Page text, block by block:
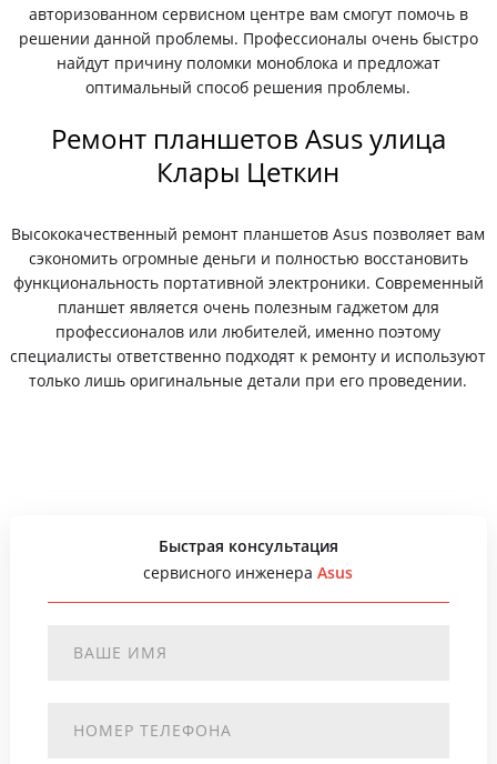
авторизованном сервисном центре вам смогут помочь в
решении данной проблемы. Профессионалы очень быстро
найдут причину поломки моноблока и предложат
оптимальный способ решения проблемы.
Ремонт планшетов Asus улица
Клары Цеткин
Высококачественный ремонт планшетов Asus позволяет вам
сэкономить огромные деньги и полностью восстановить
функциональность портативной электроники. Современный
планшет является очень полезным гаджетом для
профессионалов или любителей, именно поэтому
специалисты ответственно подходят к ремонту и используют
только лишь оригинальные детали при его проведении.
Быстрая консультация
сервисного инженераAsus